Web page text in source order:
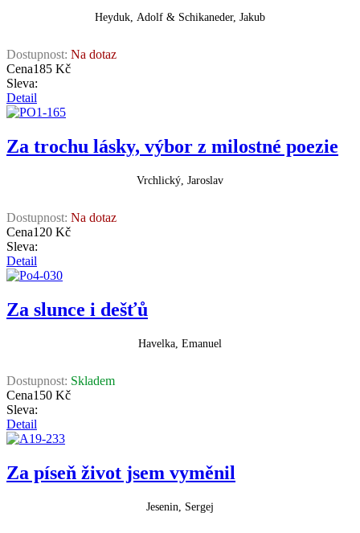
Heyduk, Adolf & Schikaneder, Jakub
Dostupnost: Na dotaz
Cena185 Kč
Sleva:
Detail
Za trochu lásky, výbor z milostné poezie
Vrchlický, Jaroslav
Dostupnost: Na dotaz
Cena120 Kč
Sleva:
Detail
Za slunce i dešťů
Havelka, Emanuel
Dostupnost: Skladem
Cena150 Kč
Sleva:
Detail
Za píseň život jsem vyměnil
Jesenin, Sergej